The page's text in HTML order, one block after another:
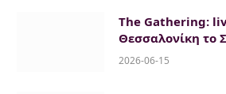
The Gathering:
Θεσσαλονίκη το
2026-06-15